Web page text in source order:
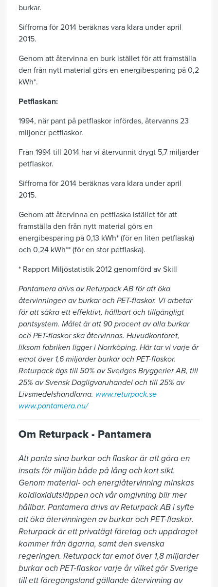
burkar.
Siffrorna för 2014 beräknas vara klara under april
2015.
Genom att återvinna en burk istället för att framställa
den från nytt material görs en energibesparing på 0,2
kWh*.
Petflaskan:
1994, när pant på petflaskor infördes, återvanns 23
miljoner petflaskor.
Från 1994 till 2014 har vi återvunnit drygt 5,7 miljarder
petflaskor.
Siffrorna för 2014 beräknas vara klara under april
2015.
Genom att återvinna en petflaska istället för att
framställa den från nytt material görs en
energibesparing på 0,13 kWh* (för en liten petflaska)
och 0,24 kWh** (för en stor petflaska).
* Rapport Miljöstatistik 2012 genomförd av Skill
Pantamera drivs av Returpack AB för att öka
återvinningen av burkar och PET-flaskor. Vi arbetar
för att säkra ett effektivt, hållbart och tillgängligt
pantsystem. Målet är att 90 procent av alla burkar
och PET-flaskor ska återvinnas. Huvudkontoret,
liksom fabriken ligger i Norrköping. Här tar vi varje år
emot över 1,6 miljarder burkar och PET-flaskor.
Returpack ägs till 50% av Sveriges Bryggerier AB, till
25% av Svensk Dagligvaruhandel och till 25% av
Livsmedelshandlarna. www.returpack.se
www.pantamera.nu/
Om Returpack - Pantamera
Att panta sina burkar och flaskor är att göra en
insats för miljön både på lång och kort sikt.
Genom material- och energiåtervinning minskas
koldioxidutsläppen och vår omgivning blir mer
hållbar. Pantamera drivs av Returpack AB i syfte
att öka återvinningen av burkar och PET-flaskor.
Returpack är ett privatägt företag och uppdraget
kommer från ägarna, samt den svenska
regeringen. Returpack tar emot över 1,8 miljarder
burkar och PET-flaskor varje år vilket gör Sverige
till ett föregångsland gällande återvinning av